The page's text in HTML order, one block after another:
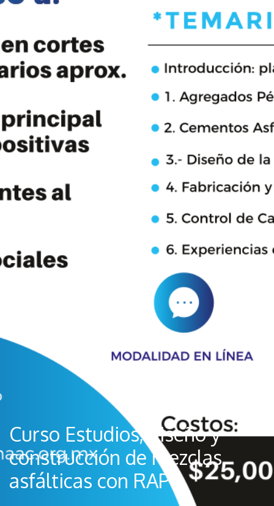
Curso Estudios, diseño y
construcción de mezclas
asfálticas con RAP